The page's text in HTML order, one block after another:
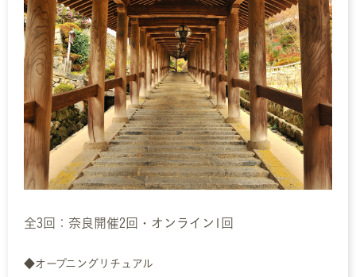
全3回：奈良開催2回・オンライン1回
◆オープニングリチュアル